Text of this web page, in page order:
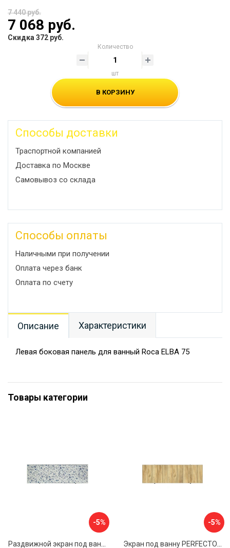
7 440 руб.
7 068 руб.
Скидка 372 руб.
Количество
шт
В КОРЗИНУ
Способы доставки
Траспортной компанией
Доставка по Москве
Самовывоз со склада
Способы оплаты
Наличными при получении
Оплата через банк
Оплата по счету
Описание Характеристики
Левая боковая панель для ванный Roca ELBA 75
Товары категории
-5% -5%